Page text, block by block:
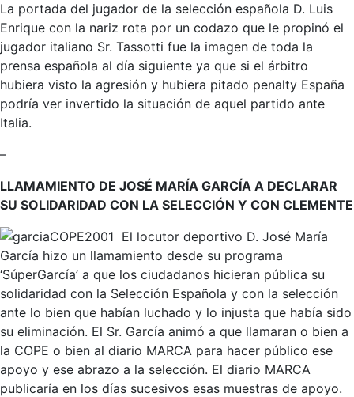
La portada del jugador de la selección española D. Luis
Enrique con la nariz rota por un codazo que le propinó el
jugador italiano Sr. Tassotti fue la imagen de toda la
prensa española al día siguiente ya que si el árbitro
hubiera visto la agresión y hubiera pitado penalty España
podría ver invertido la situación de aquel partido ante
Italia.
–
LLAMAMIENTO DE JOSÉ MARÍA GARCÍA A DECLARAR
SU SOLIDARIDAD CON LA SELECCIÓN Y CON CLEMENTE
El locutor deportivo D. José María
García hizo un llamamiento desde su programa
‘SúperGarcía’ a que los ciudadanos hicieran pública su
solidaridad con la Selección Española y con la selección
ante lo bien que habían luchado y lo injusta que había sido
su eliminación. El Sr. García animó a que llamaran o bien a
la COPE o bien al diario MARCA para hacer público ese
apoyo y ese abrazo a la selección. El diario MARCA
publicaría en los días sucesivos esas muestras de apoyo.